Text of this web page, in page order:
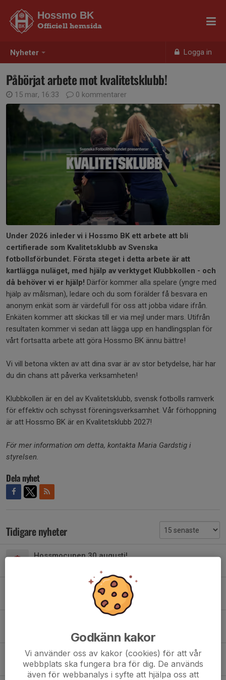
Nyheter Logga in
Hossmo BK
Officiell hemsida
Påbörjat arbete mot kvalitetsklubb!
15 mar, 16:33 0 kommentarer
Under 2026 inleder vi i Hossmo BK ett arbete att bli
certifierade som Kvalitetsklubb av Svenska
fotbollsförbundet. Första steget i detta arbete är att
kartlägga nuläget, med hjälp av verktyget Klubbkollen - och
då behöver vi er hjälp! Därför kommer alla spelare (yngre med
hjälp av målsman), ledare och du som förälder få besvara en
anonym enkät som är värdefull för oss att jobba vidare ifrån.
Enkäten kommer att skickas till er via mejl under mars. Utifrån
resultaten kommer vi sedan att lägga upp en handlingsplan för
vårt fortsatta arbete att göra Hossmo BK ännu bättre!
Vi vill betona vikten av att dina svar är av stor betydelse, här har
du din chans att påverka verksamheten!
Klubbkollen är en del av Kvalitetsklubb, svensk fotbolls ramverk
för effektiv och schysst föreningsverksamhet. Vår förhoppning
är att Hossmo BK är en Kvalitetsklubb 2027!
För mer information om detta, kontakta Maria Gardstig i
styrelsen.
Dela nyhet
Tidigare nyheter
Hossmocupen 30 augusti!
Anmälan öppen till fotbollsskolan 2026!
10 maj, 17:53 0
Vårens städ- och bytesdag!
14 apr, 14:34 0
Godkänn kakor
Vi använder oss av kakor (cookies) för att vår
webbplats ska fungera bra för dig. De används
även för webbanalys i syfte att hjälpa oss att